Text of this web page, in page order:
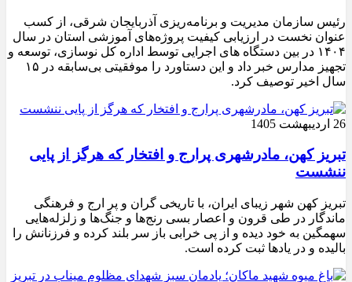
رئیس سازمان مدیریت و برنامه‌ریزی آذربایجان شرقی، از کسب
عنوان نخست در ارزیابی کیفیت پروژه‌های آموزشی استان در سال
۱۴۰۴ در بین دستگاه های اجرایی توسط اداره کل نوسازی، توسعه و
تجهیز مدارس خبر داد و این دستاورد را موفقیتی بی‌سابقه در ۱۵
سال اخیر توصیف کرد.
26 اردیبهشت 1405
تبریز کهن، مادرشهری پرارج و افتخار که هرگز از پایی
ننشست
تبریز کهن شهر زیبای ایران، با تاریخی گران و پر ارج و فرهنگی
ماندگار در طی قرون و اعصار بسی رنج‌ها و جنگ‌ها و زلزله‌هایی
سهمگین به خود دیده و از پی خرابی باز سر بلند کرده و فرزنانش را
بالیده و در یادها ثبت کرده است.